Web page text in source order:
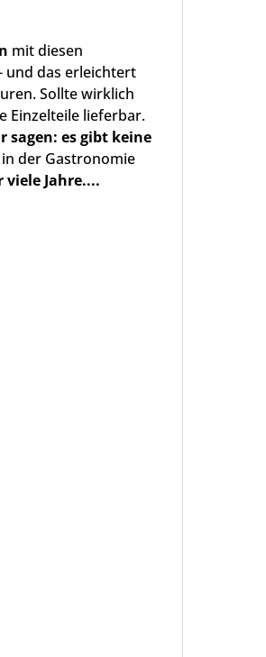
mit diesen
und das erleichtert
Sollte wirklich
Einzelteile lieferbar.
sagen: es gibt keine
der Gastronomie
Jahre....